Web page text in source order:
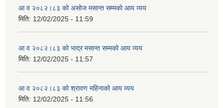
आ व २०८२।८३ को असोज मसान्त सम्मको आय व्यय
मिति: 12/02/2025 - 11:59
आ व २०८२।८३ को भाद्र मसान्त सम्मको आय व्यय
मिति: 12/02/2025 - 11:57
आ व २०८२।८३ को श्रावण महिनाको आय व्यय
मिति: 12/02/2025 - 11:56